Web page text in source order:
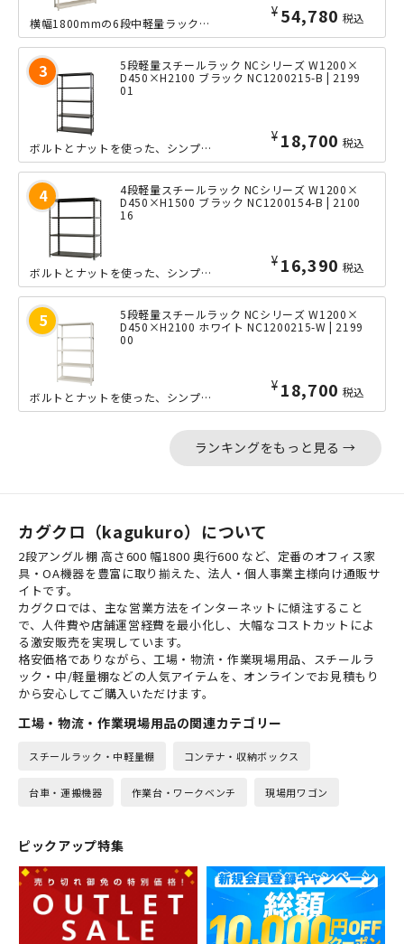
¥ 54,780 税込
横幅1800mmの6段中軽量ラックの、奥行きたっぷりな600mmタイプ。ボルトレ...
5段軽量スチールラック NCシリーズ W1200×
D450×H2100 ブラック NC1200215-B | 2199
01
¥ 18,700 税込
ボルトとナットを使った、シンプルな軽量ラック「NCシリーズ」の小回りの利くW12...
4段軽量スチールラック NCシリーズ W1200×
D450×H1500 ブラック NC1200154-B | 2100
16
¥ 16,390 税込
ボルトとナットを使った、シンプルな軽量ラック「NCシリーズ」の小回りの利くW12...
5段軽量スチールラック NCシリーズ W1200×
D450×H2100 ホワイト NC1200215-W | 2199
00
¥ 18,700 税込
ボルトとナットを使った、シンプルな軽量ラック「NCシリーズ」の小回りの利くW12...
ランキングをもっと見る →
カグクロ（kagukuro）について
2段アングル棚 高さ600 幅1800 奥行600 など、定番のオフィス家
具・OA機器を豊富に取り揃えた、法人・個人事業主様向け通販サ
イトです。
カグクロでは、主な営業方法をインターネットに傾注すること
で、人件費や店舗運営経費を最小化し、大幅なコストカットによ
る激安販売を実現しています。
格安価格でありながら、工場・物流・作業現場用品、スチールラ
ック・中/軽量棚などの人気アイテムを、オンラインでお見積もり
から安心してご購入いただけます。
工場・物流・作業現場用品の関連カテゴリー
スチールラック・中軽量棚 コンテナ・収納ボックス
台車・運搬機器 作業台・ワークベンチ 現場用ワゴン
ピックアップ特集